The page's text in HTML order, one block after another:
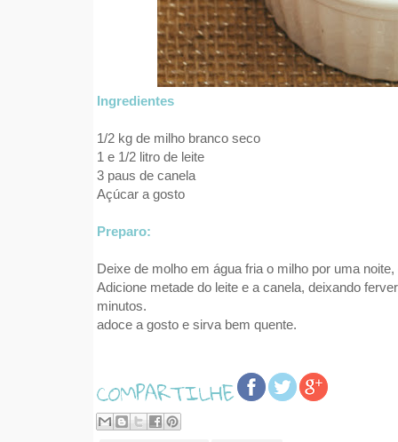
Ingredientes
1/2 kg de milho branco seco
1 e 1/2 litro de leite
3 paus de canela
Açúcar a gosto
Preparo:
Deixe de molho em água fria o milho por uma
Adicione metade do leite e a canela, deixando
minutos.
adoce a gosto e sirva bem quente.